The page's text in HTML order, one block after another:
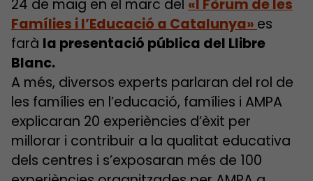
24 de maig en el marc del «I Fòrum de les
Famílies i l’Educació a Catalunya» es
farà la presentació pública del Llibre
Blanc.
A més, diversos experts parlaran del rol de
les famílies en l’educació, famílies i AMPA
explicaran 20 experiències d’èxit per
millorar i contribuir a la qualitat educativa
dels centres i s’exposaran més de 100